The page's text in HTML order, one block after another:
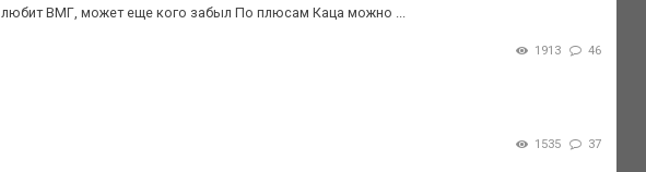
любит ВМГ, может еще кого забыл По плюсам Каца можно ...
1913 46
1535 37